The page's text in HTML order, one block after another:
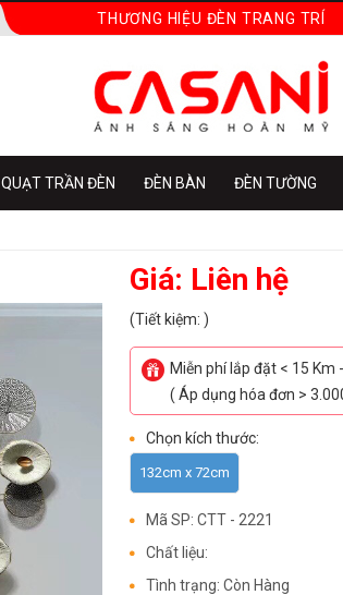
THƯƠNG HIỆU ĐÈN TRANG TRÍ
QUẠT TRẦN ĐÈN ĐÈN BÀN ĐÈN TƯỜNG
Giá: Liên hệ
(Tiết kiệm: )
Miễn phí lắp đặt < 15 Km
( Áp dụng hóa đơn >
Chọn kích thước:
132cm x 72cm
Mã SP: CTT - 2221
Chất liệu:
Tình trạng: Còn Hàng